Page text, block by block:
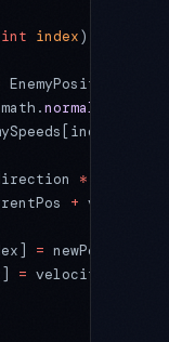
int index)
math.normalize
*
+ velocity
= newPos;
= velocity;